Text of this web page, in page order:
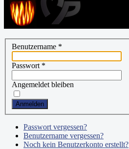
Benutzername *
Passwort *
Angemeldet bleiben
Anmelden
Passwort vergessen?
Benutzername vergessen?
Noch kein Benutzerkonto erstellt?